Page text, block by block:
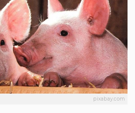
pixabay.com